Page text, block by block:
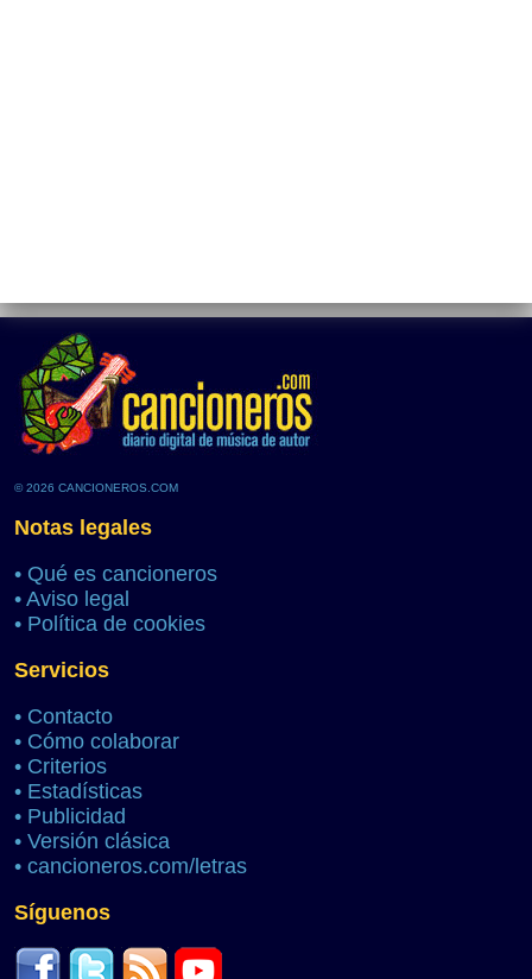
© 2026 CANCIONEROS.COM
Notas legales
• Qué es cancioneros
• Aviso legal
• Política de cookies
Servicios
• Contacto
• Cómo colaborar
• Criterios
• Estadísticas
• Publicidad
• Versión clásica
• cancioneros.com/letras
Síguenos